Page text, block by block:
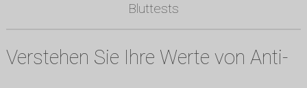
Bluttests
Verstehen Sie Ihre Werte von Anti-